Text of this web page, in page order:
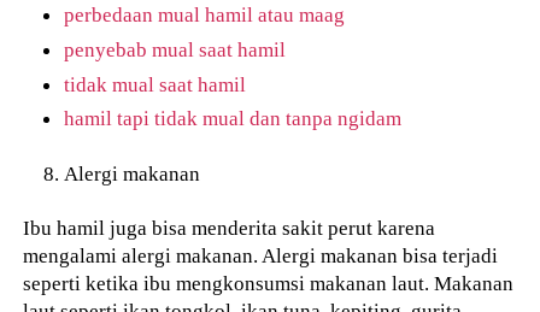
perbedaan mual hamil atau maag
penyebab mual saat hamil
tidak mual saat hamil
hamil tapi tidak mual dan tanpa ngidam
Alergi makanan
Ibu hamil juga bisa menderita sakit perut karena
mengalami alergi makanan. Alergi makanan bisa terjadi
seperti ketika ibu mengkonsumsi makanan laut. Makanan